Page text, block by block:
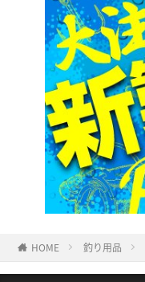
HOME 釣り用品